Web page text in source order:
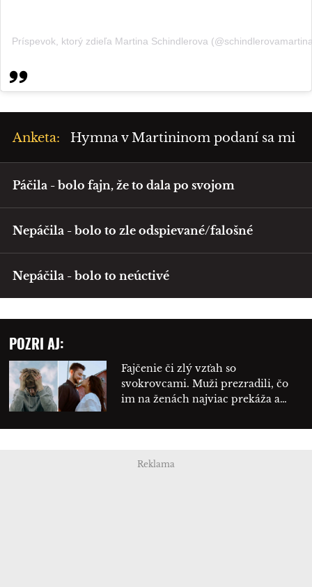
Príspevok, ktorý zdieľa Martina Schindlerova
Anketa: Hymna v Martininom podaní sa mi
Páčila - bolo fajn, že to dala po svojom
Nepáčila - bolo to zle odspievané/falošné
Nepáčila - bolo to neúctivé
POZRI AJ:
Fajčenie či zlý vzťah so
svokrovcami. Muži prezradili, čo
im na ženách najviac prekáža a…
Reklama